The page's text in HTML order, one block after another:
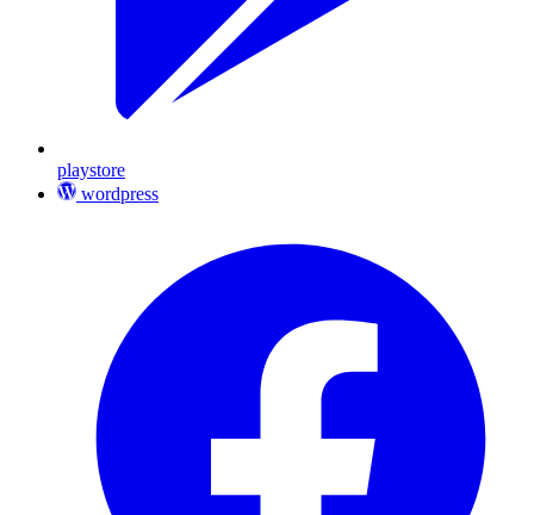
playstore
wordpress